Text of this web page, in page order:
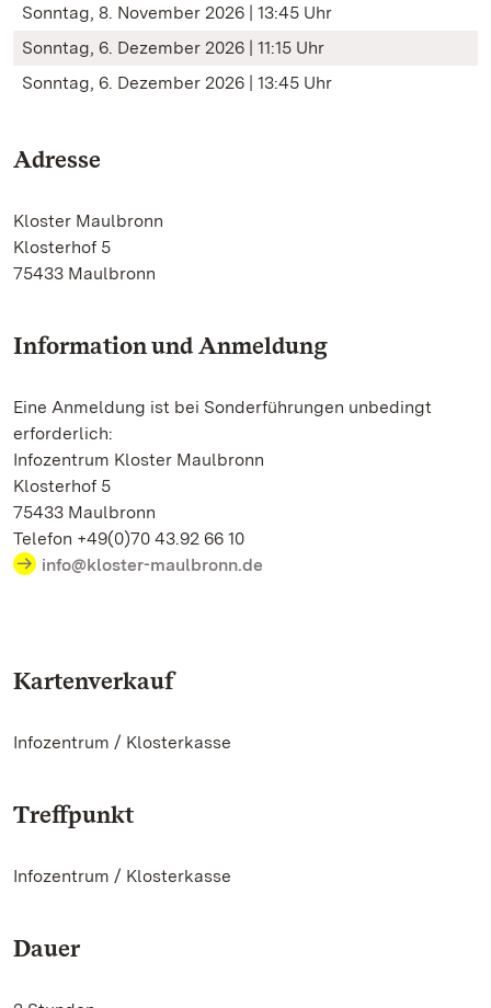
Sonntag, 8. November 2026 | 13:45 Uhr
Sonntag, 6. Dezember 2026 | 11:15 Uhr
Sonntag, 6. Dezember 2026 | 13:45 Uhr
Adresse
Kloster Maulbronn
Klosterhof 5
75433 Maulbronn
Information und Anmeldung
Eine Anmeldung ist bei Sonderführungen unbedingt
erforderlich:
Infozentrum Kloster Maulbronn
Klosterhof 5
75433 Maulbronn
Telefon +49(0)70 43.92 66 10
info@kloster-maulbronn.de
Kartenverkauf
Infozentrum / Klosterkasse
Treffpunkt
Infozentrum / Klosterkasse
Dauer